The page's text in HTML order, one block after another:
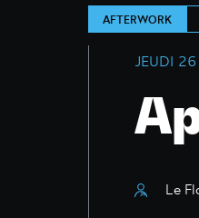
AFTERWORK
JEUDI
Le